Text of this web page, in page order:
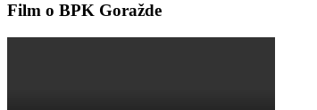
Film o BPK Goražde